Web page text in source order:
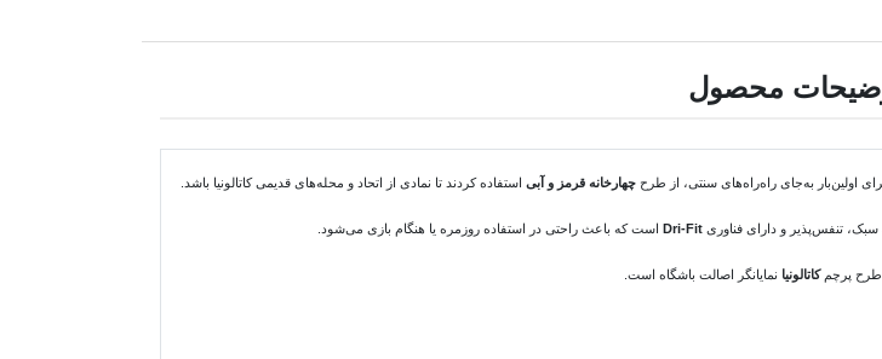
محصول
اولین‌بار به‌جای راه‌راه‌های سنتی، از طرح چهارخانه قرمز و آبی استفاده کردند تا نمادی از اتحاد و محله‌های قدیمی کاتالونیا باشد.
تنفس‌پذیر و دارای فناوری Dri-Fit است که باعث راحتی در استفاده روزمره یا هنگام بازی می‌شود.
طرح پرچمکاتالونیا نمایانگر اصالت باشگاه است.